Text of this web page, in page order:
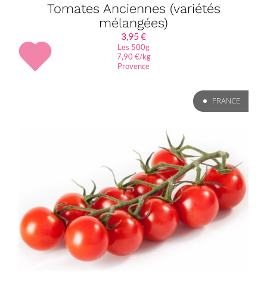
Tomates Anciennes (variétés
mélangées)
3,95€
Les 500g
7,90 €/kg
Provence
FRANCE